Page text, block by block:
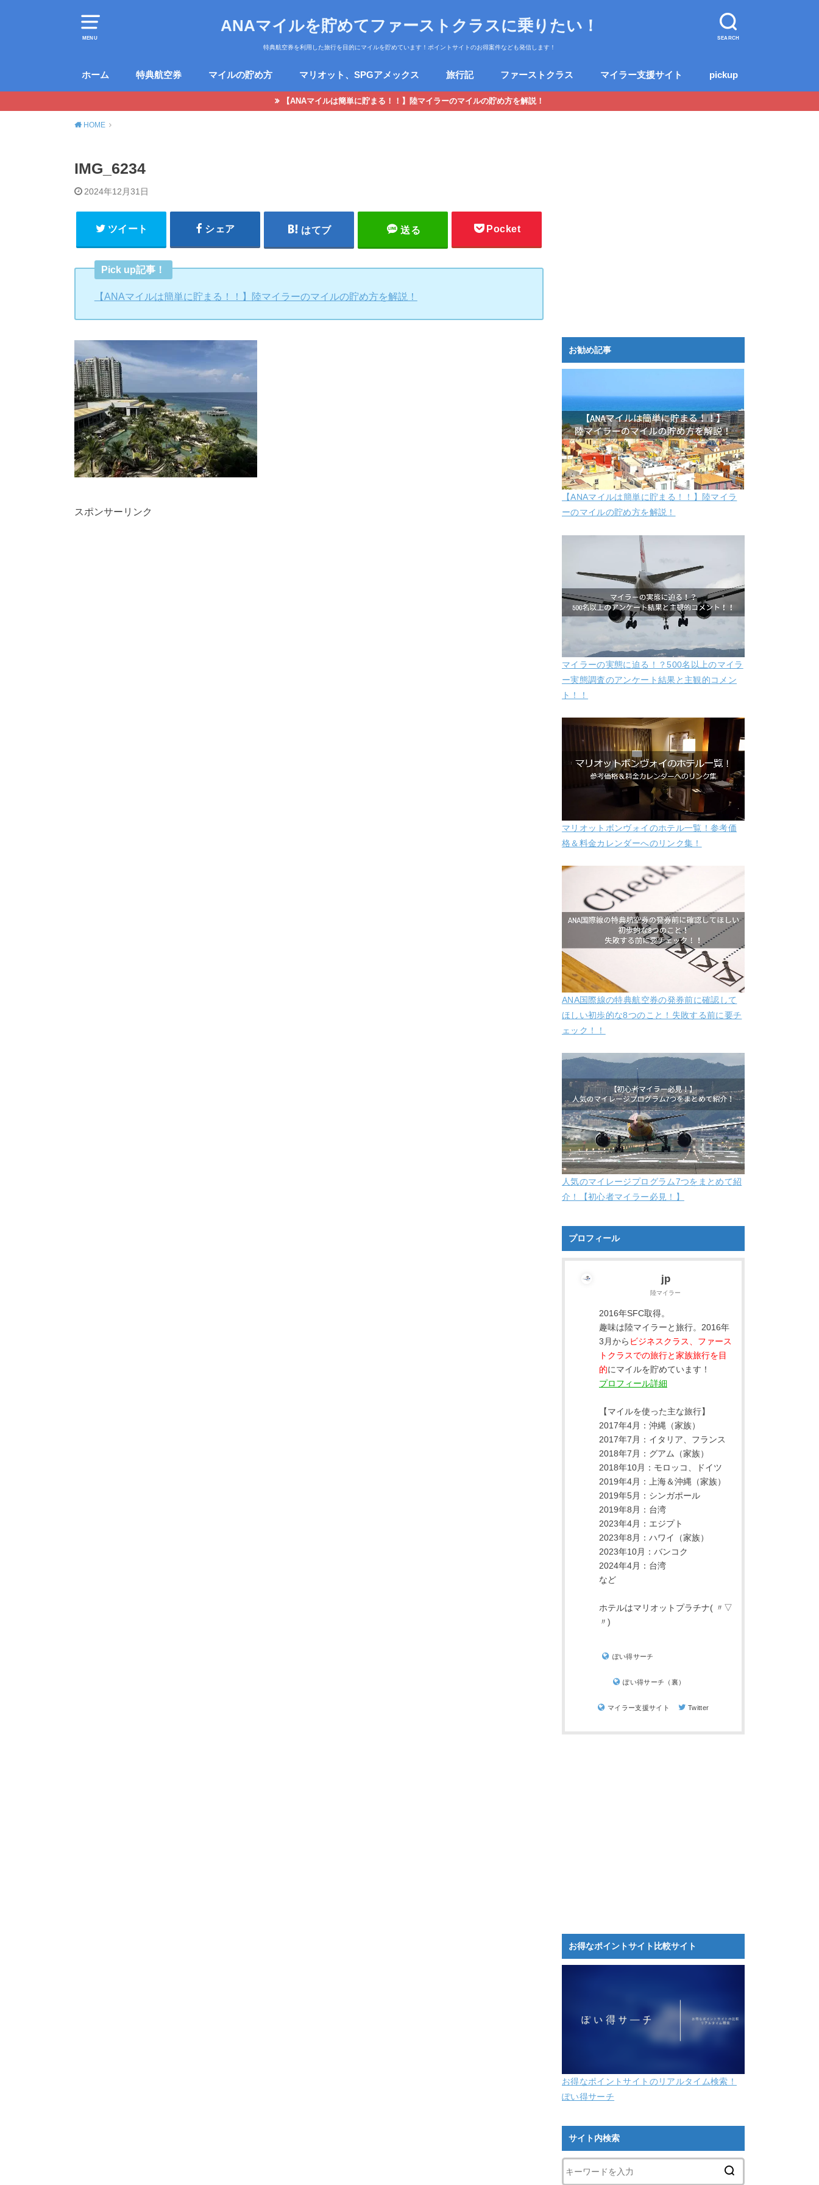
MENU SEARCH
ANAマイルを貯めてファーストクラスに乗りたい！
特典航空券を利用した旅行を目的にマイルを貯めています！ポイントサイトのお得案件なども発信します！
ホーム 特典航空券 マイルの貯め方 マリオット、SPGアメックス 旅行記 ファーストクラス マイラー支援サイト pickup
【ANAマイルは簡単に貯まる！！】陸マイラーのマイルの貯め方を解説！
HOME
IMG_6234
2024年12月31日
ツイート シェア はてブ 送る Pocket
Pick up記事！
【ANAマイルは簡単に貯まる！！】陸マイラーのマイルの貯め方を解説！
スポンサーリンク
お勧め記事
【ANAマイルは簡単に貯まる！！】陸マイラ
ーのマイルの貯め方を解説！
マイラーの実態に迫る！？500名以上のマイラ
ー実態調査のアンケート結果と主観的コメン
ト！！
マリオットボンヴォイのホテル一覧！参考価
格＆料金カレンダーへのリンク集！
ANA国際線の特典航空券の発券前に確認して
ほしい初歩的な8つのこと！失敗する前に要チ
ェック！！
人気のマイレージプログラム7つをまとめて紹
介！【初心者マイラー必見！】
プロフィール
jp
陸マイラー
2016年SFC取得。
趣味は陸マイラーと旅行。2016年
3月から ビジネスクラス、ファース
トクラスでの旅行と家族旅行を目
的にマイルを貯めています！
プロフィール詳細
【マイルを使った主な旅行】
2017年4月：沖縄（家族）
2017年7月：イタリア、フランス
2018年7月：グアム（家族）
2018年10月：モロッコ、ドイツ
2019年4月：上海＆沖縄（家族）
2019年5月：シンガポール
2019年8月：台湾
2023年4月：エジプト
2023年8月：ハワイ（家族）
2023年10月：バンコク
2024年4月：台湾
など
ホテルはマリオットプラチナ( 〃▽
〃)
ぽい得サーチ
ぽい得サーチ（裏）
マイラー支援サイト Twitter
お得なポイントサイト比較サイト
お得なポイントサイトのリアルタイム検索！
ぽい得サーチ
サイト内検索